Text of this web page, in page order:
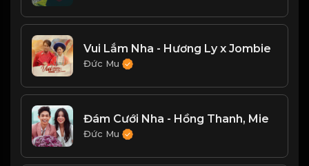
Vui Lắm Nha - Hương Ly x Jombie
Đức Mu
Đám Cưới Nha - Hồng Thanh, Mie
Đức Mu